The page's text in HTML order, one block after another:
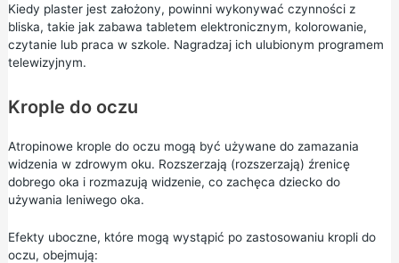
Kiedy plaster jest założony, powinni wykonywać czynności z
bliska, takie jak zabawa tabletem elektronicznym, kolorowanie,
czytanie lub praca w szkole. Nagradzaj ich ulubionym programem
telewizyjnym.
Krople do oczu
Atropinowe krople do oczu mogą być używane do zamazania
widzenia w zdrowym oku. Rozszerzają (rozszerzają) źrenicę
dobrego oka i rozmazują widzenie, co zachęca dziecko do
używania leniwego oka.
Efekty uboczne, które mogą wystąpić po zastosowaniu kropli do
oczu, obejmują: